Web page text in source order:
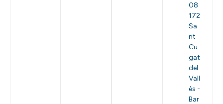
08
172
Sa
nt
Cu
gat
del
Vall
ès -
Bar